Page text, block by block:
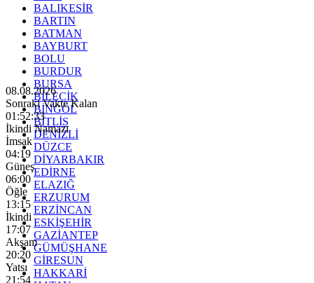
BALIKESİR
BARTIN
BATMAN
BAYBURT
BOLU
BURDUR
BURSA
BİLECİK
BİNGÖL
BİTLİS
DENİZLİ
DÜZCE
DİYARBAKIR
EDİRNE
ELAZIĞ
ERZURUM
ERZİNCAN
ESKİŞEHİR
GAZİANTEP
GÜMÜŞHANE
GİRESUN
HAKKARİ
08.08.2026
Sonraki Vakte Kalan
01:52:31
İkindi Namazı
İmsak
04:19
Güneş
06:00
Öğle
13:15
İkindi
17:07
Akşam
20:20
Yatsı
21:54